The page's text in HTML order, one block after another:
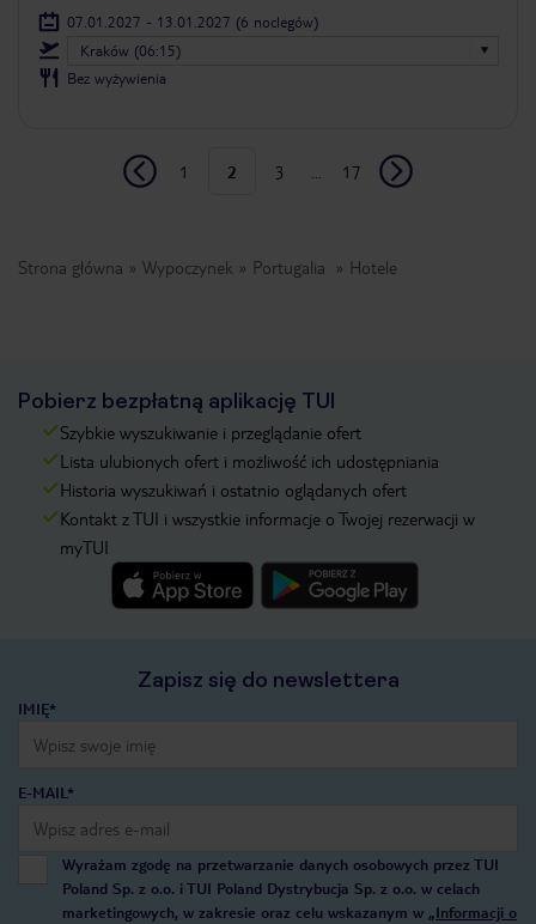
07.01.2027 - 13.01.2027 (6 noclegów)
Kraków (06:15)
Bez wyżywienia
1 2 3 17
Strona główna Wypoczynek Portugalia Hotele
Pobierz bezpłatną aplikację TUI
Szybkie wyszukiwanie i przeglądanie ofert
Lista ulubionych ofert i możliwość ich udostępniania
Historia wyszukiwań i ostatnio oglądanych ofert
Kontakt z TUI i wszystkie informacje o Twojej rezerwacji w
myTUI
Zapisz się do newslettera
IMIĘ*
E-MAIL*
Wyrażam zgodę na przetwarzanie danych osobowych przez TUI
Poland Sp. z o.o. i TUI Poland Dystrybucja Sp. z o.o. w celach
marketingowych, w zakresie oraz celu wskazanym w „Informacji o